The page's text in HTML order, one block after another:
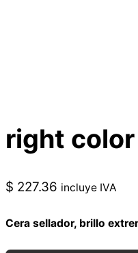
right
$ 227.36 incluye IVA
Cera sellador, brillo